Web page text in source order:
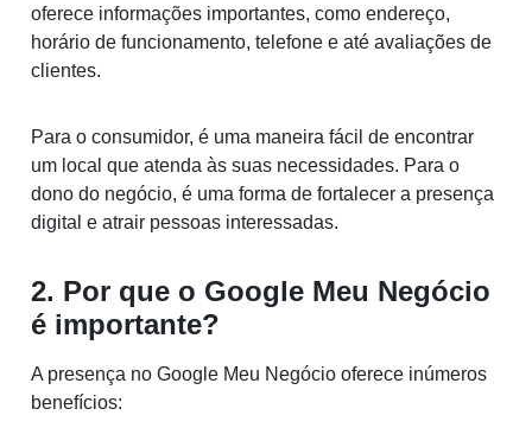
oferece informações importantes, como endereço,
horário de funcionamento, telefone e até avaliações de
clientes.
Para o consumidor, é uma maneira fácil de encontrar
um local que atenda às suas necessidades. Para o
dono do negócio, é uma forma de fortalecer a presença
digital e atrair pessoas interessadas.
2. Por que o Google Meu Negócio
é importante?
A presença no Google Meu Negócio oferece inúmeros
benefícios: